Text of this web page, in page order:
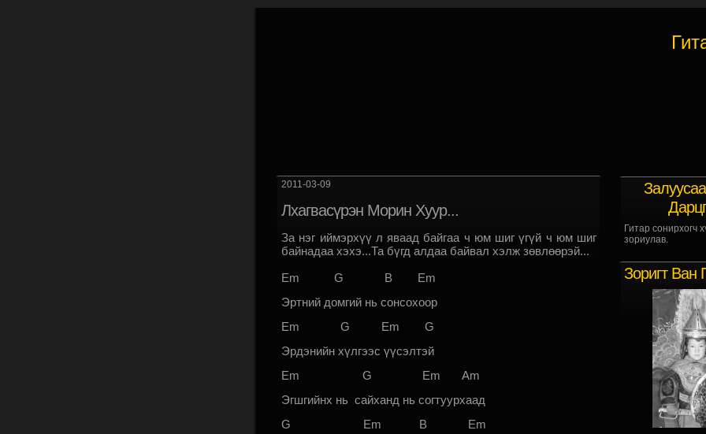
Гитар сонирхогч
зориулав.
Зоригт Ван
2011-03-09
Лхагвасүрэн Морин Хуур...
За нэг иймэрхүү л яваад байгаа ч юм шиг үгүй ч юм шиг
байнадаа хэхэ...Та бүгд алдаа байвал хэлж зөвлөөрэй...
Em G B Em
Эртний домгий нь сонсохоор
Em G Em G
Эрдэнийн хүлгээс үүсэлтэй
Em G Em Am
Эгшгийнх нь сайханд нь согтуурхаад
G Em B Em